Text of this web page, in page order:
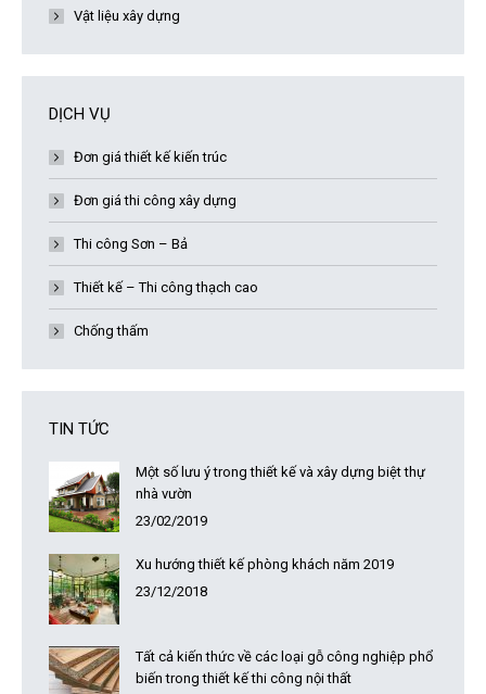
Vật liệu xây dựng
DỊCH VỤ
Đơn giá thiết kế kiến trúc
Đơn giá thi công xây dựng
Thi công Sơn – Bả
Thiết kế – Thi công thạch cao
Chống thấm
TIN TỨC
Một số lưu ý trong thiết kế và xây dựng biệt thự
nhà vườn
23/02/2019
Xu hướng thiết kế phòng khách năm 2019
23/12/2018
Tất cả kiến thức về các loại gỗ công nghiệp phổ
biến trong thiết kế thi công nội thất